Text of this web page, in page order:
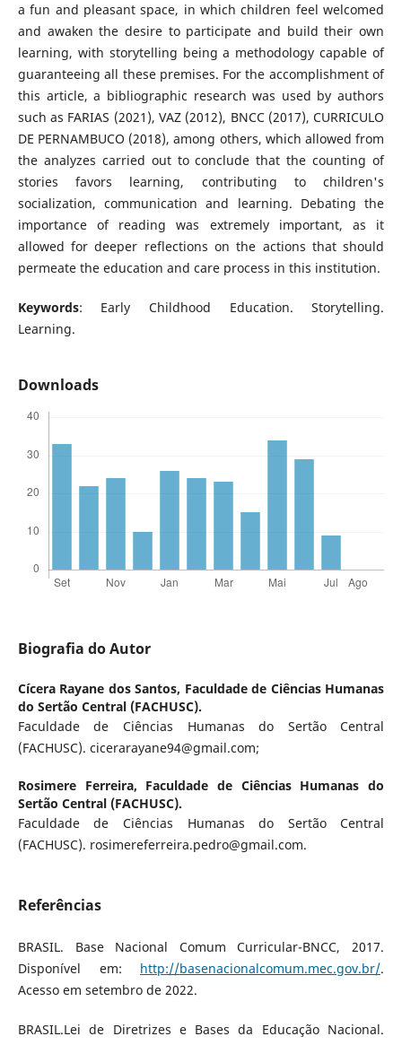
a fun and pleasant space, in which children feel welcomed
and awaken the desire to participate and build their own
learning, with storytelling being a methodology capable of
guaranteeing all these premises. For the accomplishment of
this article, a bibliographic research was used by authors
such as FARIAS (2021), VAZ (2012), BNCC (2017), CURRICULO
DE PERNAMBUCO (2018), among others, which allowed from
the analyzes carried out to conclude that the counting of
stories favors learning, contributing to children's
socialization, communication and learning. Debating the
importance of reading was extremely important, as it
allowed for deeper reflections on the actions that should
permeate the education and care process in this institution.
Keywords: Early Childhood Education. Storytelling.
Learning.
Downloads
Biografia do Autor
Cícera Rayane dos Santos, Faculdade de Ciências Humanas
do Sertão Central (FACHUSC).
Faculdade de Ciências Humanas do Sertão Central
(FACHUSC). cicerarayane94@gmail.com;
Rosimere Ferreira, Faculdade de Ciências Humanas do
Sertão Central (FACHUSC).
Faculdade de Ciências Humanas do Sertão Central
(FACHUSC). rosimereferreira.pedro@gmail.com.
Referências
BRASIL. Base Nacional Comum Curricular-BNCC, 2017.
Disponível em: http://basenacionalcomum.mec.gov.br/.
Acesso em setembro de 2022.
BRASIL.Lei de Diretrizes e Bases da Educação Nacional.